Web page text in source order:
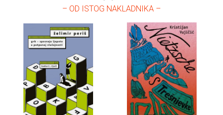
– OD ISTOG NAKLADNIKA –